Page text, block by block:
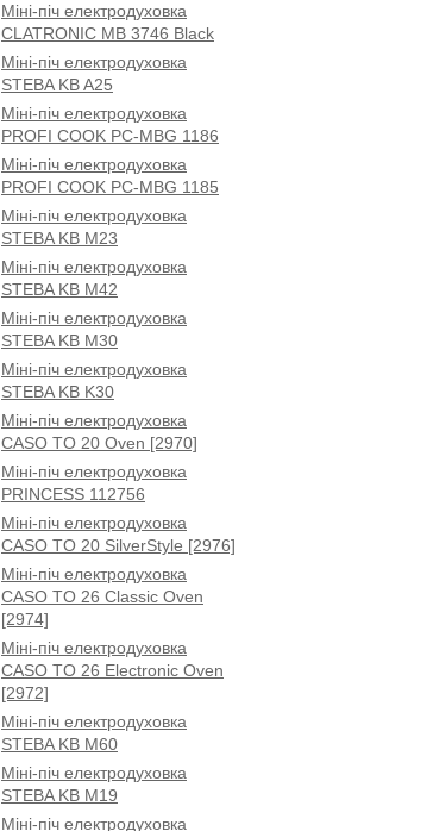
Міні-піч електродуховка
CLATRONIC MB 3746 Black
Міні-піч електродуховка
STEBA KB A25
Міні-піч електродуховка
PROFI COOK PC-MBG 1186
Міні-піч електродуховка
PROFI COOK PC-MBG 1185
Міні-піч електродуховка
STEBA KB M23
Міні-піч електродуховка
STEBA KB M42
Міні-піч електродуховка
STEBA KB M30
Міні-піч електродуховка
STEBA KB K30
Міні-піч електродуховка
CASO TO 20 Oven [2970]
Міні-піч електродуховка
PRINCESS 112756
Міні-піч електродуховка
CASO TO 20 SilverStyle [2976]
Міні-піч електродуховка
CASO TO 26 Classic Oven
[2974]
Міні-піч електродуховка
CASO TO 26 Electronic Oven
[2972]
Міні-піч електродуховка
STEBA KB M60
Міні-піч електродуховка
STEBA KB M19
Міні-піч електродуховка